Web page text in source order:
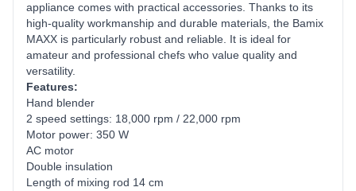
appliance comes with practical accessories. Thanks to its
high-quality workmanship and durable materials, the Bamix
MAXX is particularly robust and reliable. It is ideal for
amateur and professional chefs who value quality and
versatility.
Features:
Hand blender
2 speed settings: 18,000 rpm / 22,000 rpm
Motor power: 350 W
AC motor
Double insulation
Length of mixing rod 14 cm